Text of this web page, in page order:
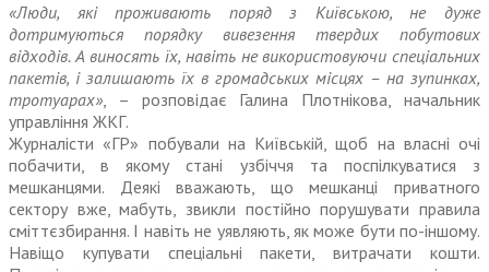
«Люди, які проживають поряд з Київсь­кою, не дуже
дотримуються порядку вивезення твердих побутових
відходів. А виносять їх, навіть не використовуючи спеціальних
пакетів, і залишають їх в громадських місцях – на зупинках,
тротуарах», – розповідає Галина Плотнікова, начальник
управління ЖКГ.
Журналісти «ГР» побували на Київській, щоб на власні очі
побачити, в якому стані узбіччя та поспілкуватися з
мешканцями. Деякі вважають, що мешканці приватного
сектору вже, мабуть, звикли постійно порушувати правила
сміттє­збирання. І навіть не уявляють, як може бути по-іншому.
Навіщо купувати спеціальні пакети, витрачати кошти.